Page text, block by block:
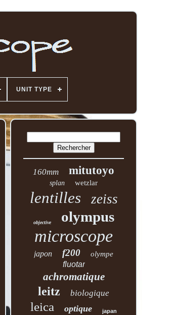
UNIT TYPE
160mm mitutoyo
splan wetzlar
lentilles zeiss
objective olympus
microscope
japon f200 olympe
fluotar
achromatique
leitz biologique
leica optique japan